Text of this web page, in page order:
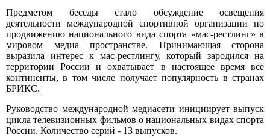
Предметом беседы стало обсуждение освещения
деятельности международной спортивной организации по
продвижению национального вида спорта «мас-рестлинг» в
мировом медиа пространстве. Принимающая сторона
выразила интерес к мас-рестлингу, который зародился на
территории России и охватывает в настоящее время все
континенты, в том числе получает популярность в странах
БРИКС.
Руководство международной медиасети инициирует выпуск
цикла телевизионных фильмов о национальных видах спорта
России. Количество серий - 13 выпусков.